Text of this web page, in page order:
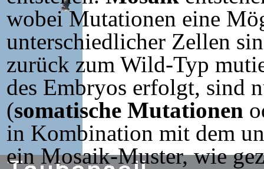
wobei Mutationen eine
unterschiedlicher Zellen
zurück zum Wild-Typ
des Embryos erfolgt, sind
(somatische Mutationen
in Kombination mit dem
ein Mosaik-Muster, wie